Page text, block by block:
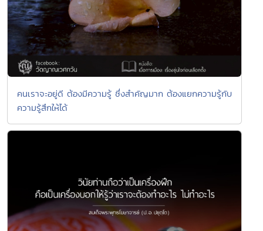
คนเราจะอยู่ดี ต้องมีความรู้ ซึ่งสำคัญมาก ต้องแยกความรู้กับ
ความรู้สึกให้ได้